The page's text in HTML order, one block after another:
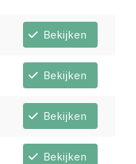
Bekijken
Bekijken
Bekijken
Bekijken